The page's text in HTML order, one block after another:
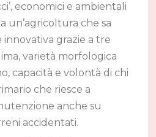
economici e ambientali
un’agricoltura che sa
innovativa grazie a tre
varietà morfologica
capacità e volontà di chi
che riesce a
anche su
accidentati.